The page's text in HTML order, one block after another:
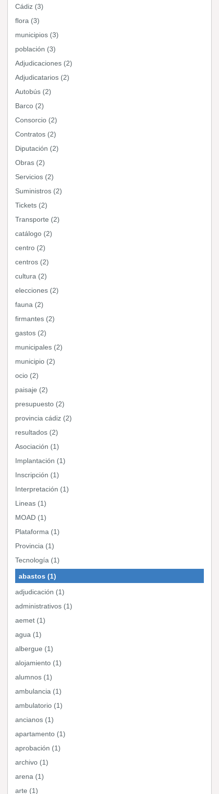
Cádiz (3)
flora (3)
municipios (3)
población (3)
Adjudicaciones (2)
Adjudicatarios (2)
Autobús (2)
Barco (2)
Consorcio (2)
Contratos (2)
Diputación (2)
Obras (2)
Servicios (2)
Suministros (2)
Tickets (2)
Transporte (2)
catálogo (2)
centro (2)
centros (2)
cultura (2)
elecciones (2)
fauna (2)
firmantes (2)
gastos (2)
municipales (2)
municipio (2)
ocio (2)
paisaje (2)
presupuesto (2)
provincia cádiz (2)
resultados (2)
Asociación (1)
Implantación (1)
Inscripción (1)
Interpretación (1)
Lineas (1)
MOAD (1)
Plataforma (1)
Provincia (1)
Tecnología (1)
abastos (1)
adjudicación (1)
administrativos (1)
aemet (1)
agua (1)
albergue (1)
alojamiento (1)
alumnos (1)
ambulancia (1)
ambulatorio (1)
ancianos (1)
apartamento (1)
aprobación (1)
archivo (1)
arena (1)
arte (1)